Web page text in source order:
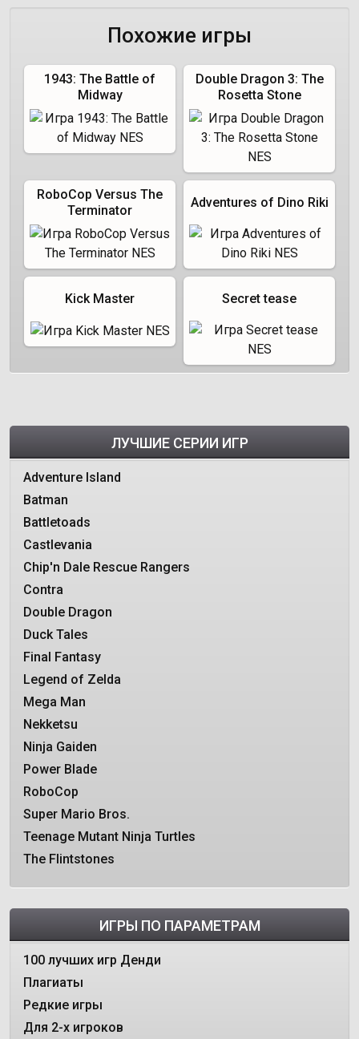
Похожие игры
1943: The Battle of
Midway
Double Dragon 3: The
Rosetta Stone
RoboCop Versus The
Terminator
Adventures of Dino Riki
Kick Master Secret tease
ЛУЧШИЕ СЕРИИ ИГР
Adventure Island
Batman
Battletoads
Castlevania
Chip'n Dale Rescue Rangers
Contra
Double Dragon
Duck Tales
Final Fantasy
Legend of Zelda
Mega Man
Nekketsu
Ninja Gaiden
Power Blade
RoboCop
Super Mario Bros.
Teenage Mutant Ninja Turtles
The Flintstones
ИГРЫ ПО ПАРАМЕТРАМ
100 лучших игр Денди
Плагиаты
Редкие игры
Для 2-х игроков